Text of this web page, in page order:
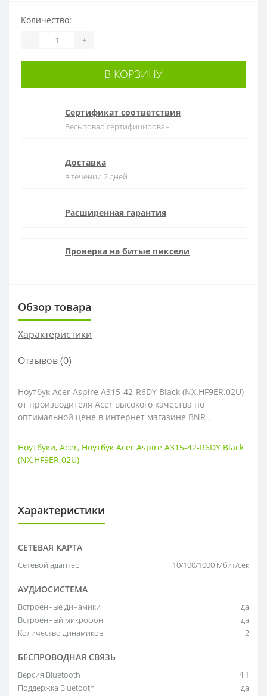
Количество:
- +
В КОРЗИНУ
Сертификат соответствия
Весь товар сертифицирован
Доставка
в течении 2 дней
Расширенная гарантия
Проверка на битые пиксели
Обзор товара
Характеристики
Отзывов (0)
Ноутбук Acer Aspire A315-42-R6DY Black (NX.HF9ER.02U)
от производителя Acer высокого качества по
оптимальной цене в интернет магазине BNR .
Ноутбуки, Acer, Ноутбук Acer Aspire A315-42-R6DY Black
(NX.HF9ER.02U)
Характеристики
СЕТЕВАЯ КАРТА
Сетевой адаптер 10/100/1000 Мбит/сек
АУДИОСИСТЕМА
Встроенные динамики
да
Встроенный микрофон
да
Количество динамиков
2
БЕСПРОВОДНАЯ СВЯЗЬ
Версия Bluetooth
4.1
Поддержка Bluetooth
да